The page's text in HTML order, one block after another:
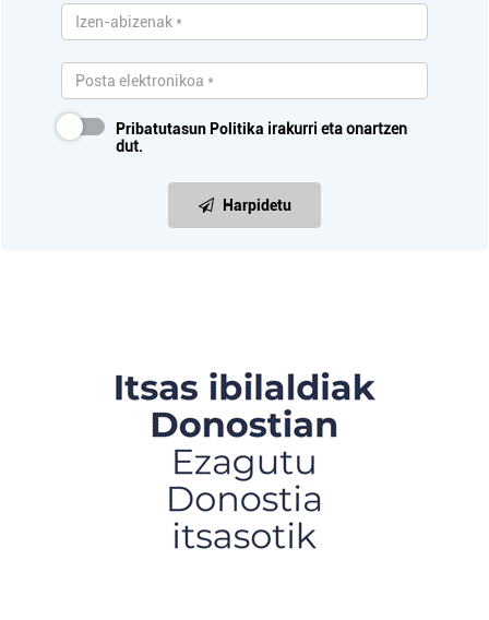
Pribatutasun Politika irakurri eta onartzen
dut.
Harpidetu